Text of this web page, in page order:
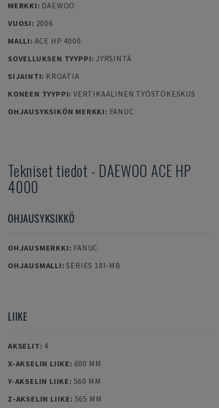
MERKKI: DAEWOO
VUOSI: 2006
MALLI: ACE HP 4000
SOVELLUKSEN TYYPPI: JYRSINTÄ
SIJAINTI: KROATIA
KONEEN TYYPPI: VERTIKAALINEN TYÖSTÖKESKUS
OHJAUSYKSIKÖN MERKKI: FANUC
Tekniset tiedot - DAEWOO ACE HP
4000
OHJAUSYKSIKKÖ
OHJAUSMERKKI: FANUC
OHJAUSMALLI:SERIES 18I-MB
LIIKE
AKSELIT: 4
X-AKSELIN LIIKE: 600 MM
Y-AKSELIN LIIKE: 560 MM
Z-AKSELIN LIIKE: 565 MM